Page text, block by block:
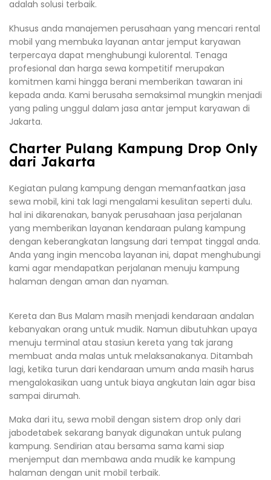
adalah solusi terbaik.
Khusus anda manajemen perusahaan yang mencari rental
mobil yang membuka layanan antar jemput karyawan
terpercaya dapat menghubungi kulorental. Tenaga
profesional dan harga sewa kompetitif merupakan
komitmen kami hingga berani memberikan tawaran ini
kepada anda. Kami berusaha semaksimal mungkin menjadi
yang paling unggul dalam jasa antar jemput karyawan di
Jakarta.
Charter Pulang Kampung Drop Only
dari Jakarta
Kegiatan pulang kampung dengan memanfaatkan jasa
sewa mobil, kini tak lagi mengalami kesulitan seperti dulu.
hal ini dikarenakan, banyak perusahaan jasa perjalanan
yang memberikan layanan kendaraan pulang kampung
dengan keberangkatan langsung dari tempat tinggal anda.
Anda yang ingin mencoba layanan ini, dapat menghubungi
kami agar mendapatkan perjalanan menuju kampung
halaman dengan aman dan nyaman.
Kereta dan Bus Malam masih menjadi kendaraan andalan
kebanyakan orang untuk mudik. Namun dibutuhkan upaya
menuju terminal atau stasiun kereta yang tak jarang
membuat anda malas untuk melaksanakanya. Ditambah
lagi, ketika turun dari kendaraan umum anda masih harus
mengalokasikan uang untuk biaya angkutan lain agar bisa
sampai dirumah.
Maka dari itu, sewa mobil dengan sistem drop only dari
jabodetabek sekarang banyak digunakan untuk pulang
kampung. Sendirian atau bersama sama kami siap
menjemput dan membawa anda mudik ke kampung
halaman dengan unit mobil terbaik.